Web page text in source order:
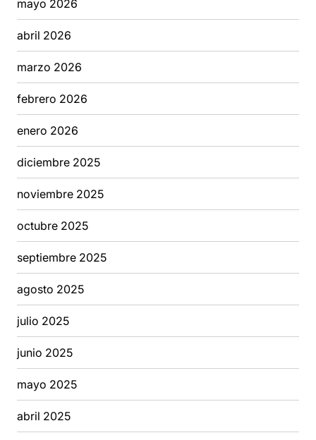
mayo 2026
abril 2026
marzo 2026
febrero 2026
enero 2026
diciembre 2025
noviembre 2025
octubre 2025
septiembre 2025
agosto 2025
julio 2025
junio 2025
mayo 2025
abril 2025